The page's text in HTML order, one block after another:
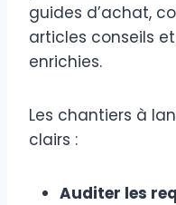
guides d’achat,
articles conseils
enrichies.
Les chantiers à
clairs :
Auditer les